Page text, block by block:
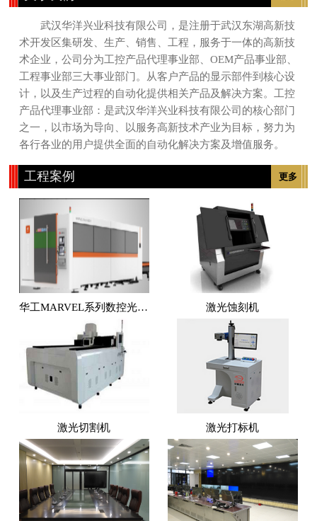
武汉华洋兴业科技有限公司，是注册于武汉东湖高新技
术开发区集研发、生产、销售、工程，服务于一体的高新技
术企业，公司分为工控产品代理事业部、OEM产品事业部、
工程事业部三大事业部门。从客户产品的显示部件到核心设
计，以及生产过程的自动化提供相关产品及解决方案。工控
产品代理事业部：是武汉华洋兴业科技有限公司的核心部门
之一，以市场为导向、以服务高新技术产业为目标，努力为
各行各业的用户提供全面的自动化解决方案及增值服务。
更多
工程案例
华工MARVEL系列数控光纤激光切割机 激光蚀刻机
激光切割机 激光打标机